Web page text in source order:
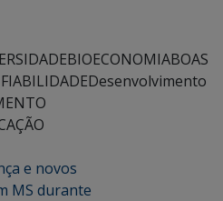
BIOECONOMIABOAS
Desenvolvimento
e novos
MS durante